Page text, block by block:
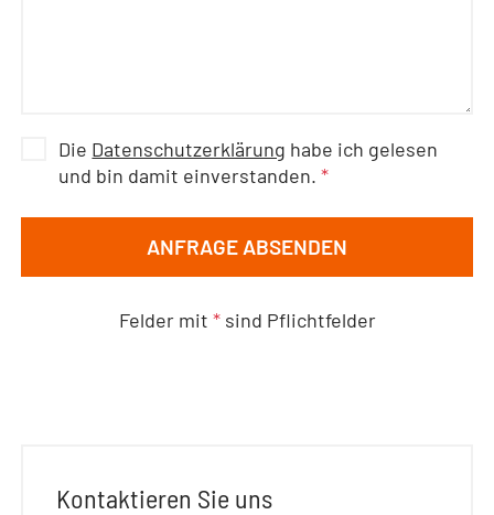
Die Datenschutzerklärung habe ich gelesen
und bin damit einverstanden.*
ANFRAGE ABSENDEN
Felder mit *sind Pflichtfelder
Kontaktieren Sie uns